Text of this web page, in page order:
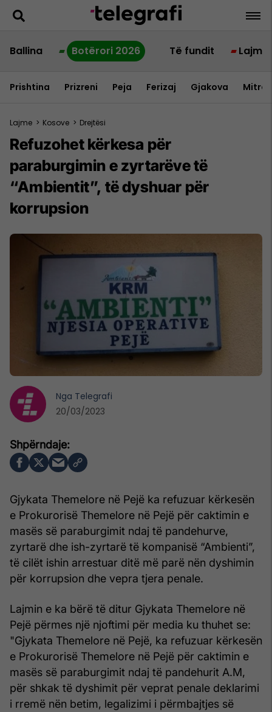
Ballina Botërori 2026 Të fundit Lajme
Prishtina Prizreni Peja Ferizaj Gjakova
Lajme > Kosove > Drejtësi
Refuzohet kërkesa për
paraburgimin e zyrtarëve të
“Ambientit”, të dyshuar për
korrupsion
Gjykata Themelore në Pejë ka refuzuar kërkesën
e Prokurorisë Themelore në Pejë për caktimin e
masës së paraburgimit ndaj të pandehurve,
zyrtarë dhe ish-zyrtarë të kompanisë “Ambienti”,
të cilët ishin arrestuar ditë më parë nën dyshimin
për korrupsion dhe vepra tjera penale.
Lajmin e ka bërë të ditur Gjykata Themelore në
Pejë përmes një njoftimi për media ku thuhet se:
"Gjykata Themelore në Pejë, ka refuzuar kërkesën
e Prokurorisë Themelore në Pejë për caktimin e
masës së paraburgimit ndaj të pandehurit A.M,
për shkak të dyshimit për veprat penale deklarimi
i rremë nën betim, legalizimi i përmbajtjes së
Nga Telegrafi
20/03/2023